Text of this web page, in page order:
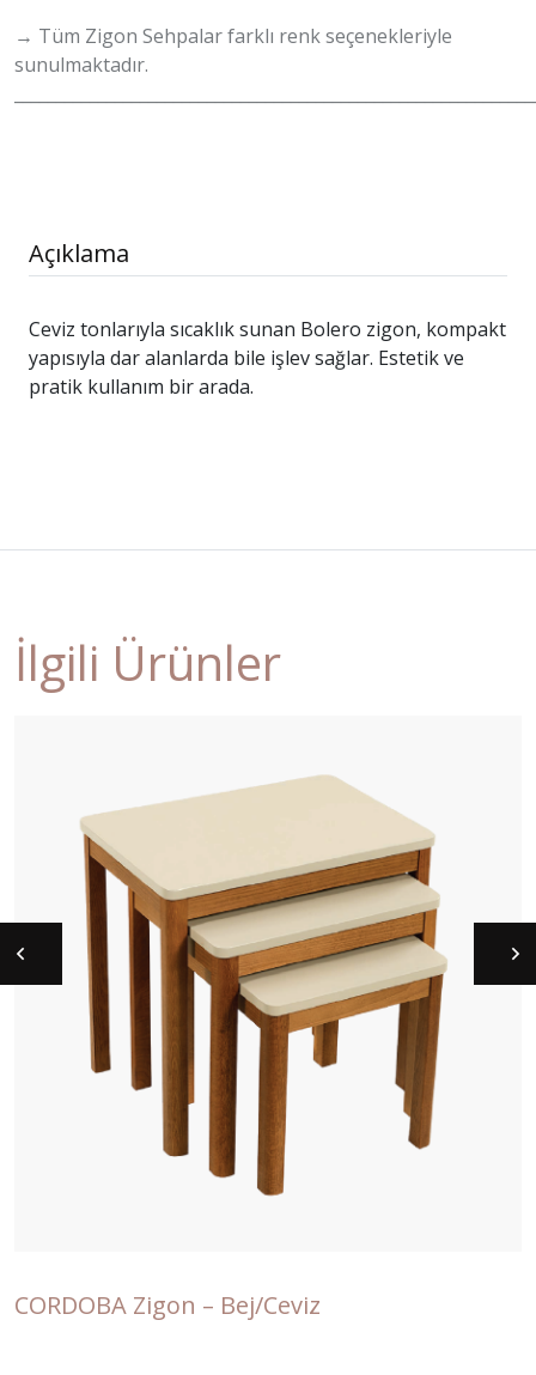
→ Tüm Zigon Sehpalar farklı renk seçenekleriyle
sunulmaktadır.
Açıklama
Ceviz tonlarıyla sıcaklık sunan Bolero zigon, kompakt
yapısıyla dar alanlarda bile işlev sağlar. Estetik ve
pratik kullanım bir arada.
İlgili Ürünler
CORDOBA Zigon – Bej/Ceviz